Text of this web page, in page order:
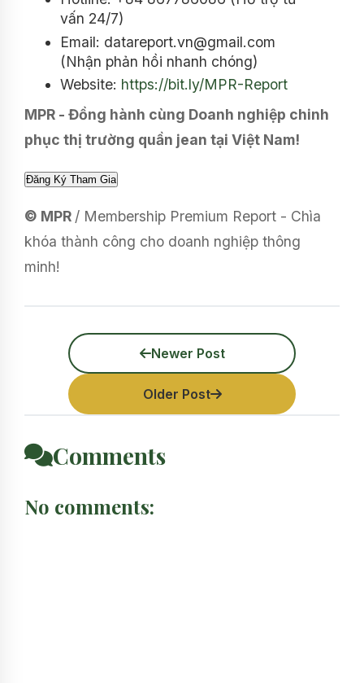
vấn 24/7)
Email: datareport.vn@gmail.com
(Nhận phản hồi nhanh chóng)
Website: https://bit.ly/MPR-Report
MPR - Đồng hành cùng Doanh nghiệp chinh
phục thị trường quần jean tại Việt Nam!
© MPR / Membership Premium Report - Chìa
khóa thành công cho doanh nghiệp thông
minh!
Newer Post
Older Post
Comments
No comments: